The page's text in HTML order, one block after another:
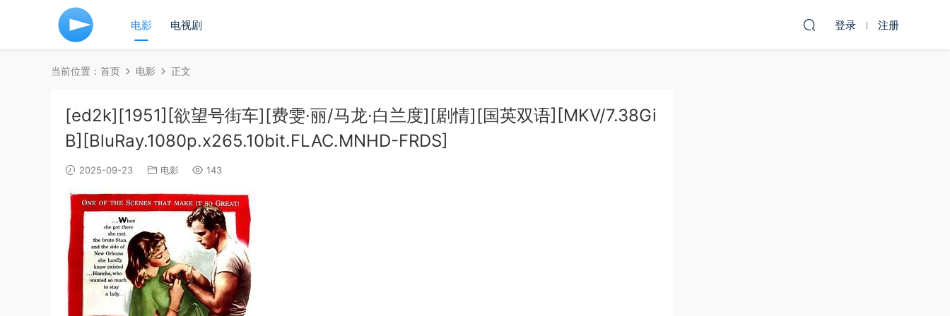
电影 电视剧 登录 注册
当前位置： 首页 电影 正文
[ed2k][1951][欲望号街车][费雯·丽/马龙·白兰度][剧情][国英双语][MKV/7.38Gi
B][BluRay.1080p.x265.10bit.FLAC.MNHD-FRDS]
2025-09-23 电影 143